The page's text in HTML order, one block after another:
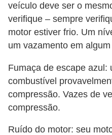
veículo deve ser o
verifique – sempre
motor estiver frio. Um
um vazamento em
Fumaça de escape azul:
combustível
compressão. Vazes de
compressão.
Ruído do motor: seu